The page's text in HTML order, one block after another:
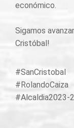
económico.
Sigamos
Cristóbal!
#SanCristobal
#RolandoCaiza
#Alcaldia2023-